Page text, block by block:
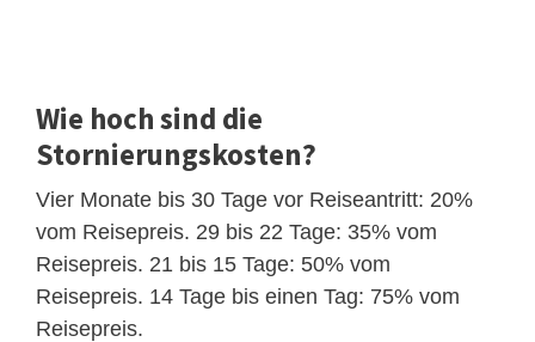
Wie hoch sind die
Stornierungskosten?
Vier Monate bis 30 Tage vor Reiseantritt: 20%
vom Reisepreis. 29 bis 22 Tage: 35% vom
Reisepreis. 21 bis 15 Tage: 50% vom
Reisepreis. 14 Tage bis einen Tag: 75% vom
Reisepreis.